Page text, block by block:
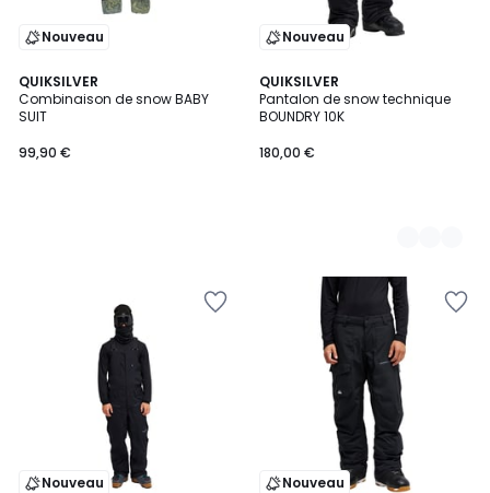
Nouveau
QUIKSILVER
Combinaison de snow BABY
SUIT
99,90 €
Nouveau
QUIKSILVER
Pantalon de snow technique
BOUNDRY 10K
180,00 €
2
Couleurs
Nouveau Nouveau